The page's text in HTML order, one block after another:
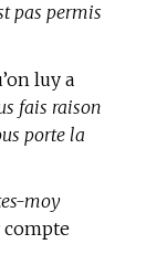
pas permis
luy a
fais raison
porte la
moy
compte